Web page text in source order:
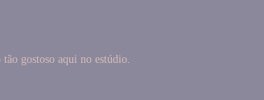
gostoso aqui no estúdio.